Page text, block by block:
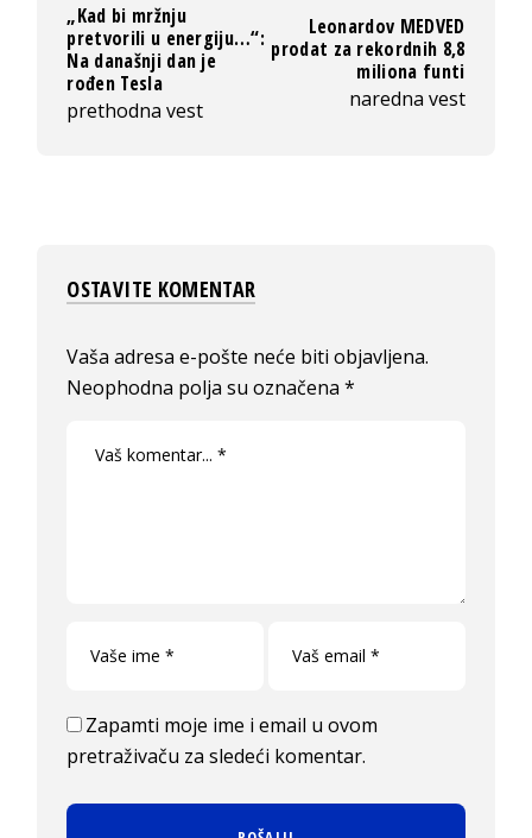
„Kad bi mržnju
pretvorili u energiju…“:
Na današnji dan je
rođen Tesla
prethodna vest
Leonardov MEDVED
prodat za rekordnih 8,8
miliona funti
naredna vest
OSTAVITE KOMENTAR
Vaša adresa e-pošte neće biti objavljena.
Neophodna polja su označena*
Zapamti moje ime i email u ovom
pretraživaču za sledeći komentar.